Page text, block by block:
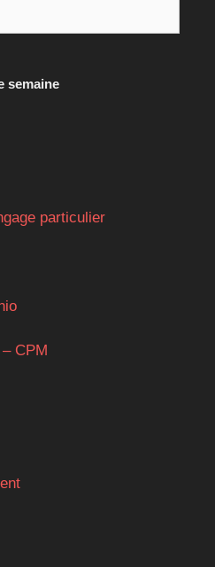
semaine
particulier
CPM